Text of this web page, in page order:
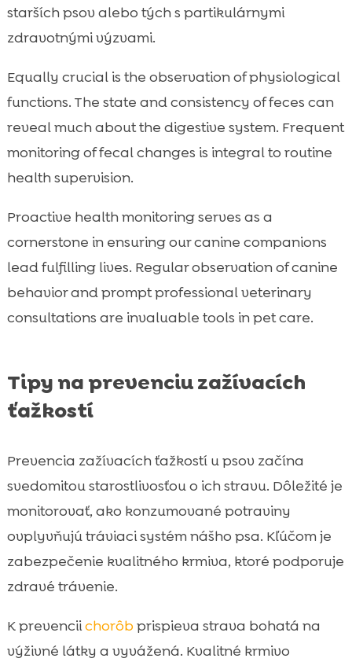
starších psov alebo tých s partikulárnymi
zdravotnými výzvami.
Equally crucial is the observation of physiological
functions. The state and consistency of feces can
reveal much about the digestive system. Frequent
monitoring of fecal changes is integral to routine
health supervision.
Proactive health monitoring serves as a
cornerstone in ensuring our canine companions
lead fulfilling lives. Regular observation of canine
behavior and prompt professional veterinary
consultations are invaluable tools in pet care.
Tipy na prevenciu zažívacích
ťažkostí
Prevencia zažívacích ťažkostí u psov začína
svedomitou starostlivosťou o ich stravu. Dôležité je
monitorovať, ako konzumované potraviny
ovplyvňujú tráviaci systém nášho psa. Kľúčom je
zabezpečenie kvalitného krmiva, ktoré podporuje
zdravé trávenie.
K prevenciichorôbprispieva strava bohatá na
výživné látky a vyvážená. Kvalitné krmivo